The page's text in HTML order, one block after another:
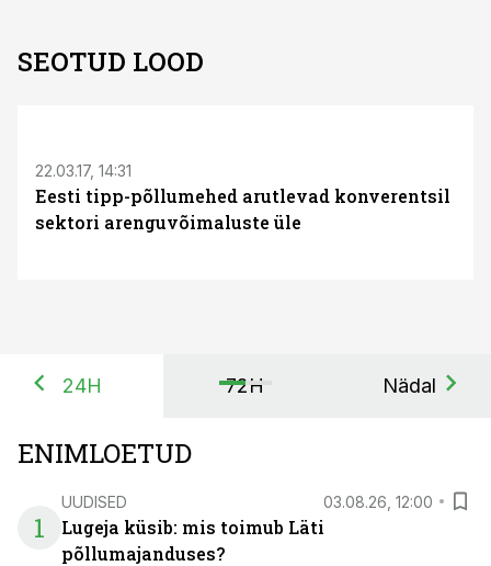
SEOTUD LOOD
22.03.17, 14:31
Eesti tipp-põllumehed arutlevad konverentsil
sektori arenguvõimaluste üle
24H 72H Nädal
ENIMLOETUD
1
UUDISED 03.08.26, 12:00
Lugeja küsib: mis toimub Läti
põllumajanduses?